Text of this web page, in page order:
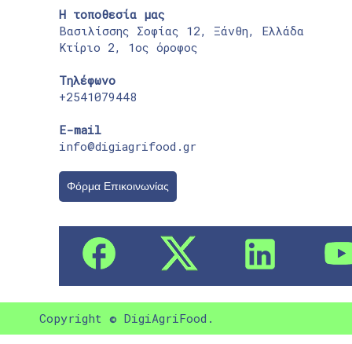
Η τοποθεσία μας
Βασιλίσσης Σοφίας 12, Ξάνθη, Ελλάδα
Κτίριο 2, 1ος όροφος
Τηλέφωνο
+2541079448
E-mail
info@digiagrifood.gr
Φόρμα Επικοινωνίας
Copyright © DigiAgriFood.